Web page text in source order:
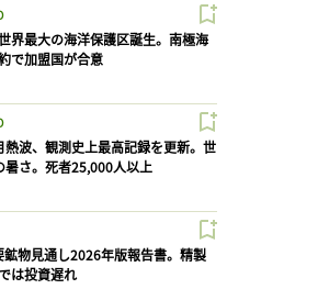
界最大の海洋保護区誕生。南極海
で加盟国が合意
熱波、観測史上最高記録を更新。世
暑さ。死者25,000人以上
鉱物見通し2026年版報告書。精製
は投資遅れ